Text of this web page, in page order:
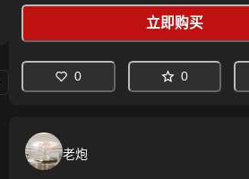
立即购买
0 0
老炮